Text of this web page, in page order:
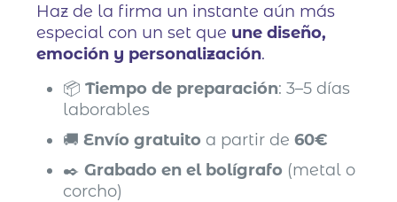
Haz de la firma un instante aún más
especial con un set que une diseño,
emoción y personalización.
📦Tiempo de preparación: 3–5 días
laborables
🚚Envío gratuito a partir de60€
✒️Grabado en el bolígrafo (metal o
corcho)